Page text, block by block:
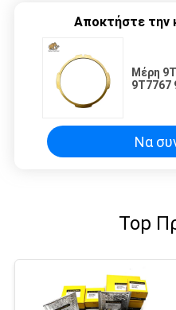
Αποκτήστε την
Μέρη
9T7767
Να
Top